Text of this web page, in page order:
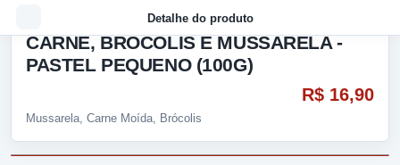
Detalhe do produto
CARNE, BRÓCOLIS E MUSSARELA -
PASTEL PEQUENO (100G)
Mussarela, Carne Moída, Brócolis
R$ 16,90